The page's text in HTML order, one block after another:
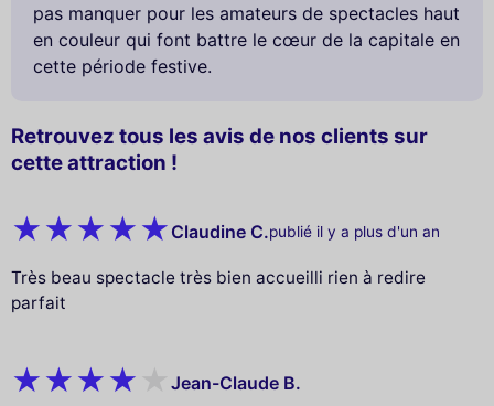
Retrouvez tous les avis de nos clients sur
cette attraction !
Claudine C.publié il y a plus d'un an
Très beau spectacle très bien accueilli rien à redire
parfait
Jean-Claude B.
pas manquer pour les amateurs de spectacles haut
en couleur qui font battre le cœur de la capitale en
cette période festive.